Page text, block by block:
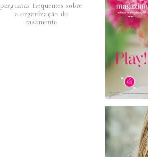
perguntas frequentes sobre
a organização do
casamento